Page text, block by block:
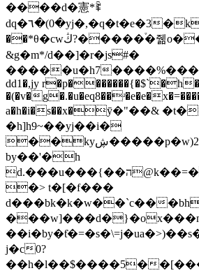
����d�憲*ꍺ
dq�٦�(0�yj�,�q�t�e�3�k1����{t�ƾ�,m��#�{�a��c�x{�3]u�t�
��*θ�cwڭ?�����֒�줾o��rm��
&g�m*/d��]�r�js#�
�����u�h7
dd1�,jy
�(�v�
a�h�i�s��x�ӯ�"��&
�h]h9~��yj��i�
��kyڜ�����p�w)2;�q3v������ۙ3~"s'
by��'�h
d.���u���{��ה@k��=�"��ip�������
�> t�[�f���
d���bk�k�w��`c��
j�c0?
��h�l��$����5�